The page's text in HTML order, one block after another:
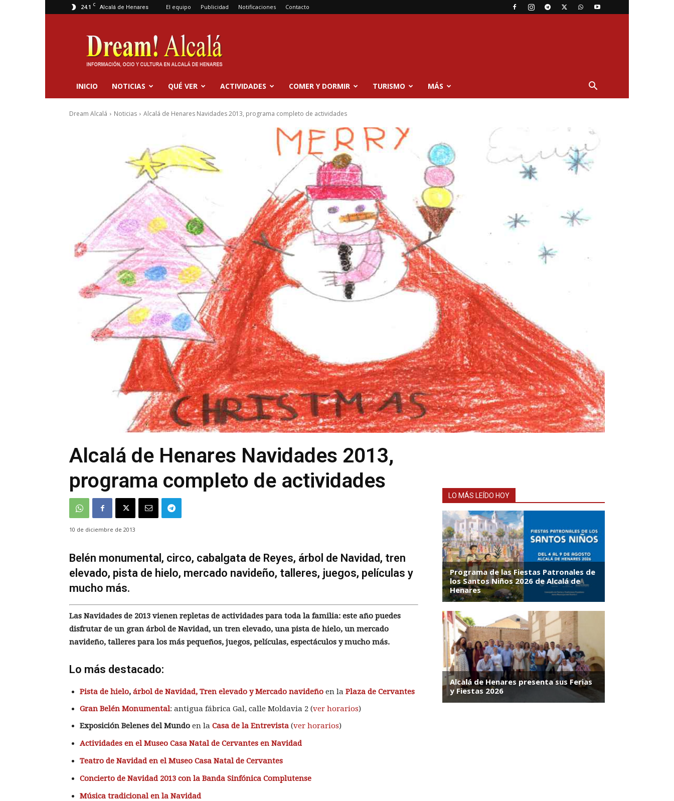
24.1 C Alcalá de Henares El equipo Publicidad Notificaciones Contacto
Dream
Alcalá
INICIO NOTICIAS QUÉ VER ACTIVIDADES COMER Y DORMIR TURISMO MÁS
Dream Alcalá Noticias Alcalá de Henares Navidades 2013, programa completo de actividades
Alcalá de Henares Navidades 2013,
programa completo de actividades
10 de diciembre de 2013
Belén monumental, circo, cabalgata de Reyes, árbol de Navidad, tren
elevado, pista de hielo, mercado navideño, talleres, juegos, películas y
mucho más.
Las Navidades de 2013 vienen repletas de actividades para toda la familia: este año puedes
disfrutar de un gran árbol de Navidad, un tren elevado, una pista de hielo, un mercado
navideño, talleres para los más pequeños, juegos, películas, espectáculos y mucho más.
Lo más destacado:
Pista de hielo, árbol de Navidad, Tren elevado y Mercado navideño en la Plaza de Cervantes
Gran Belén Monumental: antigua fábrica Gal, calle Moldavia 2 (ver horarios)
Exposición Belenes del Mundo en la Casa de la Entrevista (ver horarios)
Actividades en el Museo Casa Natal de Cervantes en Navidad
Teatro de Navidad en el Museo Casa Natal de Cervantes
Concierto de Navidad 2013 con la Banda Sinfónica Complutense
Música tradicional en la Navidad
LO MÁS LEÍDO HOY